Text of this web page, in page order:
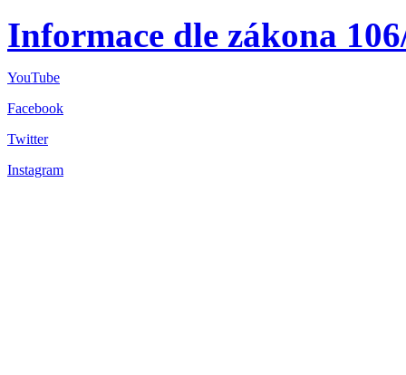
Informace dle zákona
YouTube
Facebook
Twitter
Instagram